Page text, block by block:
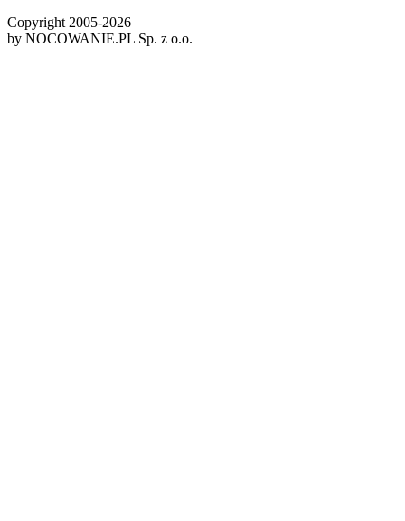
Copyright 2005-2026
by NOCOWANIE.PL Sp. z o.o.